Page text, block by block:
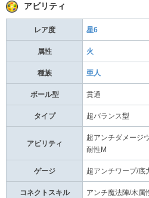
アビリティ
レア度 星6
属性 火
種族 亜人
ボール型 貫通
タイプ 超バランス型
アビリティ
超アンチダメージ
耐性M
ゲージ 超アンチワープ/底
コネクトスキル アンチ魔法陣/木属